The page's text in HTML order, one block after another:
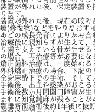
装置が外れた後、保定装置
ります。
装置が外れた後、現在の咬
療(修復物)などをやりなおす
あごの成長発育によりかみ合
治療後に親知らずが生えて
り歯を支えている骨がやせ
の場合、再治療等が必要にな
矯正歯科治療は、一度始める
外科矯正治療の場合、下記の
全身麻酔下での手術、そして
手術後、出血や感染がおこる
手術後数か月間開口障害が生
まれに知覚鈍麻が残ることが
顎離断術施術後約1年後に抜